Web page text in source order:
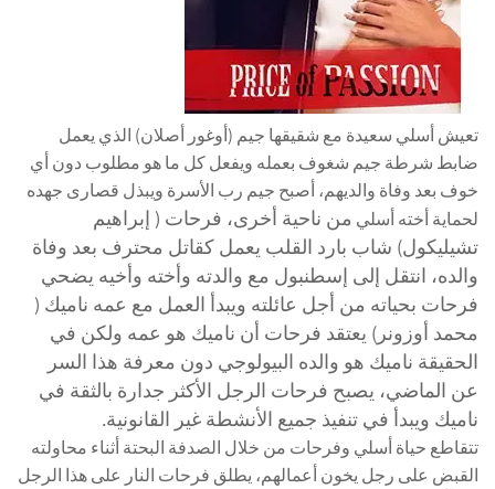
تعيش أسلي سعيدة مع شقيقها جيم (أوغور أصلان) الذي يعمل
ضابط شرطة جيم شغوف بعمله ويفعل كل ما هو مطلوب دون أي
خوف بعد وفاة والديهم، أصبح جيم رب الأسرة ويبذل قصارى جهده
لحماية أخته أسلي من ناحية أخرى، فرحات ( إبراهيم
تشيليكول) شاب بارد القلب يعمل كقاتل محترف بعد وفاة
والده، انتقل إلى إسطنبول مع والدته وأخته وأخيه يضحي
فرحات بحياته من أجل عائلته ويبدأ العمل مع عمه ناميك (
محمد أوزونر) يعتقد فرحات أن ناميك هو عمه ولكن في
الحقيقة ناميك هو والده البيولوجي دون معرفة هذا السر
عن الماضي، يصبح فرحات الرجل الأكثر جدارة بالثقة في
ناميك ويبدأ في تنفيذ جميع الأنشطة غير القانونية.
تتقاطع حياة أسلي وفرحات من خلال الصدفة البحتة أثناء محاولته
القبض على رجل يخون أعمالهم، يطلق فرحات النار على هذا الرجل